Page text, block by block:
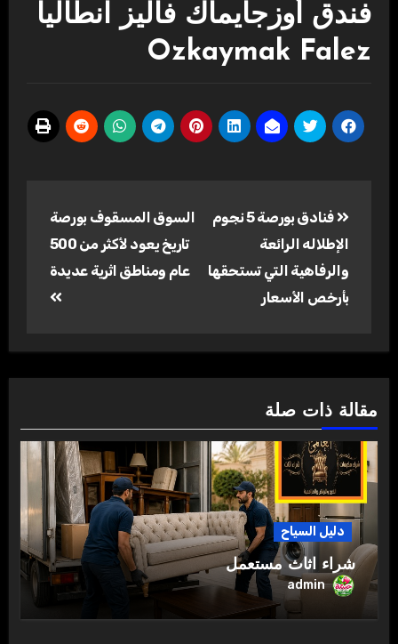
فندق أوزجايماك فاليز انطاليا
Ozkaymak Falez
المقالات
فنادق بورصة 5 نجوم
الإطلاله الرائعة
والرفاهية التي تستحقها
بأرخص الأسعار
السوق المسقوف بورصة
تاريخ يعود لأكثر من 500
عام ومناطق اثرية عديدة
مقالة ذات صلة
دليل السياح
شراء اثاث مستعمل
admin